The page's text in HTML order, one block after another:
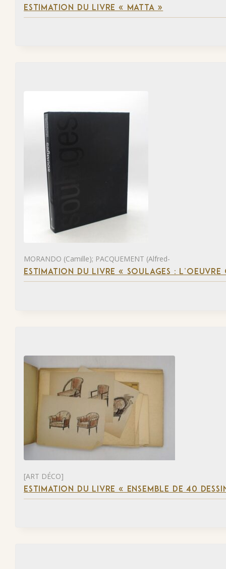
ESTIMATION DU LIVRE « MATTA »
MORANDO (Camille); PACQUEMENT (Alfred-
ESTIMATION DU LIVRE « SOULAGES :
[ART DÉCO]
ESTIMATION DU LIVRE « ENSEMBLE DE 40